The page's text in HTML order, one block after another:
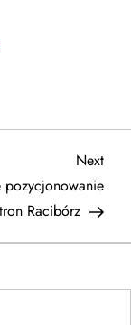
Next
Post
Next
pozycjonowanie
Racibórz